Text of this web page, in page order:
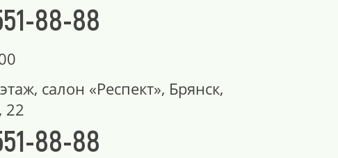
88-88
салон «Респект», Брянск,
22
88-88